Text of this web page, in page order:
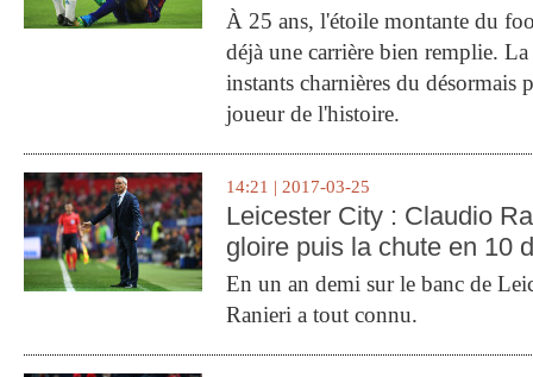
À 25 ans, l'étoile montante du
déjà une carrière bien remplie.
instants charnières du désormais
joueur de l'histoire.
14:21 | 2017-03-25
Leicester City : Claudio
gloire puis la chute en 10
En un an demi sur le banc de
Ranieri a tout connu.